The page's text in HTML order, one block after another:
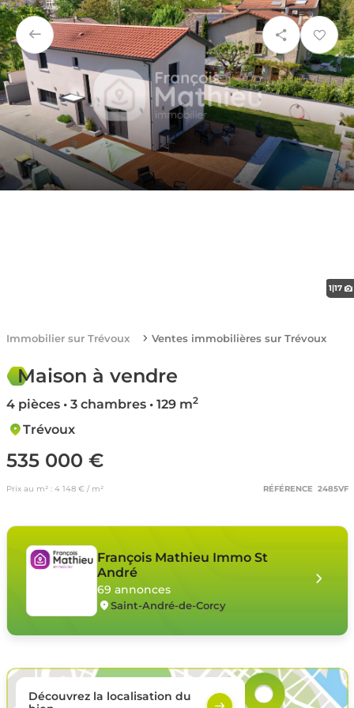
1|17
Immobilier sur Trévoux Ventes immobilières sur Trévoux
Maison à vendre
4 pièces • 3 chambres • 129 m2
Trévoux
535 000 €
Prix au m² : 4 148 € / m² RÉFÉRENCE 2485VF
François Mathieu Immo St
André
69 annonces
Saint-André-de-Corcy
Découvrez la localisation du